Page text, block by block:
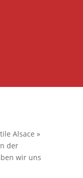
Alsace »
der
wir uns